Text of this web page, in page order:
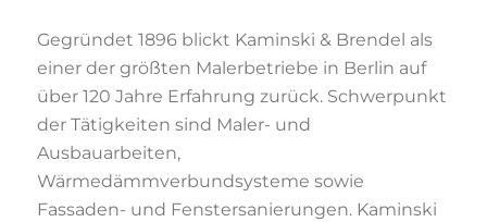
Gegründet 1896 blickt Kaminski & Brendel als
einer der größten Malerbetriebe in Berlin auf
über 120 Jahre Erfahrung zurück. Schwerpunkt
der Tätigkeiten sind Maler- und
Ausbauarbeiten,
Wärmedämmverbundsysteme sowie
Fassaden- und Fenstersanierungen. Kaminski